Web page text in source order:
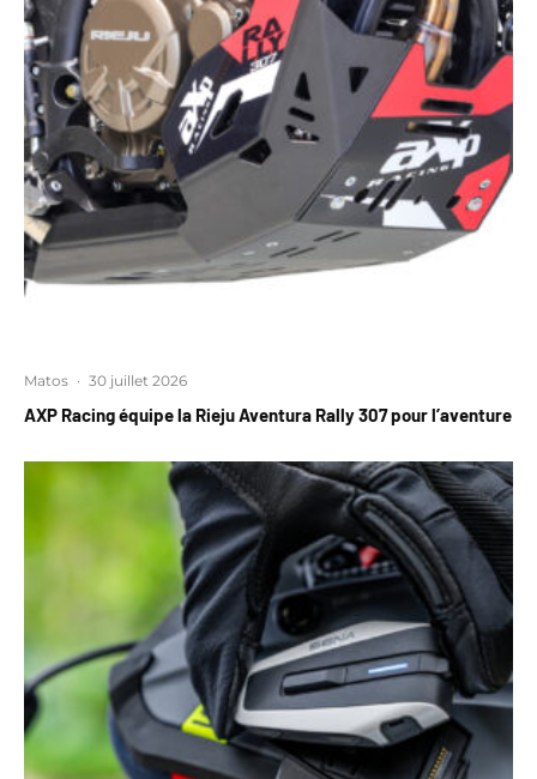
Matos · 30 juillet 2026
AXP Racing équipe la Rieju Aventura Rally 307 pour l’aventure